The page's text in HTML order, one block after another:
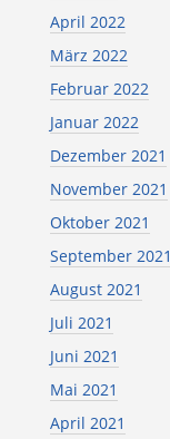
April 2022
März 2022
Februar 2022
Januar 2022
Dezember 2021
November 2021
Oktober 2021
September 2021
August 2021
Juli 2021
Juni 2021
Mai 2021
April 2021